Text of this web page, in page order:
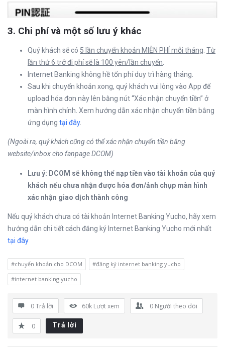
3. Chi phí và một số lưu ý khác
Quý khách sẽ có 5 lần chuyển khoản MIỄN PHÍ mỗi tháng. Từ
lần thứ 6 trở đi phí sẽ là 100 yên/lần chuyển
Internet Banking không hề tốn phí duy trì hàng tháng.
Sau khi chuyển khoản xong, quý khách vui lòng vào App để
upload hóa đơn này lên bằng nút “Xác nhận chuyển tiền” ở
màn hình chính. Xem hướng dẫn xác nhận chuyển tiền bằng
ứng dụng tại đây.
(Ngoài ra, quý khách cũng có thể xác nhận chuyển tiền bằng
website/inbox cho fanpage DCOM)
Lưu ý: DCOM sẽ không thể nạp tiền vào tài khoản của quý
khách nếu chưa nhận được hóa đơn/ảnh chụp màn hình
xác nhận giao dịch thành công
Nếu quý khách chưa có tài khoản Internet Banking Yucho, hãy xem
hướng dẫn chi tiết cách đăng ký Internet Banking Yucho mới nhất
tại đây
#chuyển khoản cho DCOM
#đăng ký internet banking yucho
#internet banking yucho
0 Trả lời 60k Lượt xem 0 Người theo dõi
0 Trả lời